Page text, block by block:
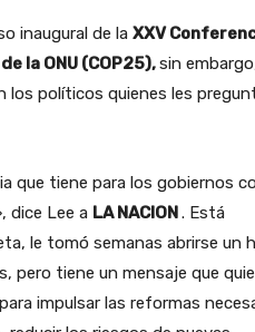
inaugural de la XXV
la ONU (COP25),sin
los políticos quienes les
que tiene para los gobiernos
dice Lee a LA NACION. Está
le tomó semanas abrirse un
pero tiene un mensaje que
impulsar las reformas